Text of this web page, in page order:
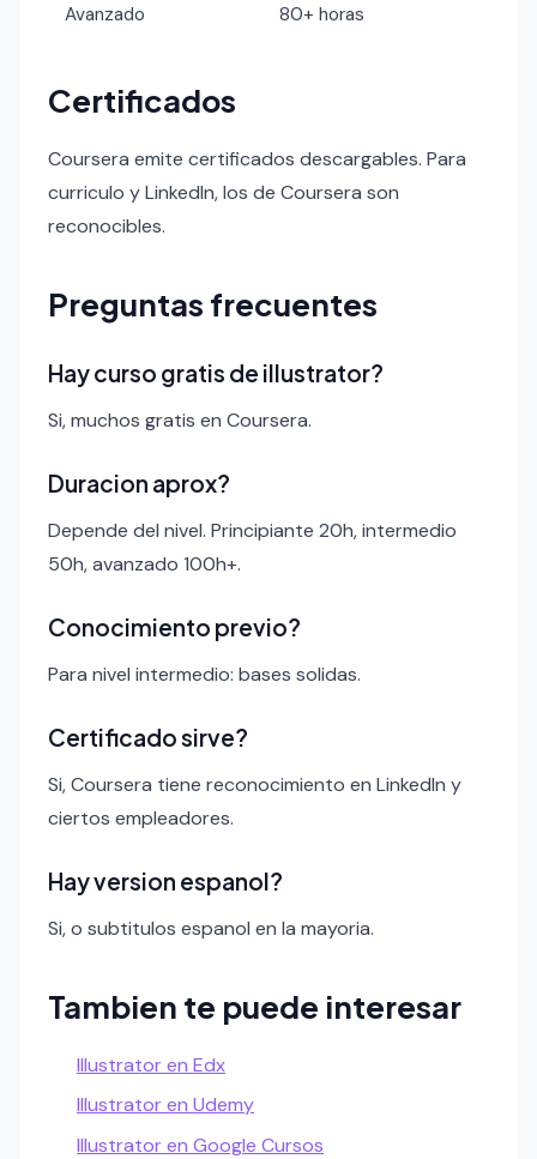
Avanzado 80+ horas
Certificados
Coursera emite certificados descargables. Para
curriculo y LinkedIn, los de Coursera son
reconocibles.
Preguntas frecuentes
Hay curso gratis de illustrator?
Si, muchos gratis en Coursera.
Duracion aprox?
Depende del nivel. Principiante 20h, intermedio
50h, avanzado 100h+.
Conocimiento previo?
Para nivel intermedio: bases solidas.
Certificado sirve?
Si, Coursera tiene reconocimiento en LinkedIn y
ciertos empleadores.
Hay version espanol?
Si, o subtitulos espanol en la mayoria.
Tambien te puede interesar
Illustrator en Edx
Illustrator en Udemy
Illustrator en Google Cursos